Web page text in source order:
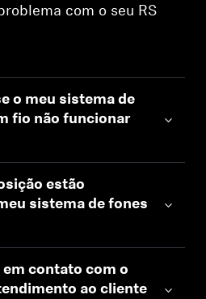
com o seu RS
o meu sistema de
fio não funcionar
estão
sistema de fones
contato com o
ao cliente